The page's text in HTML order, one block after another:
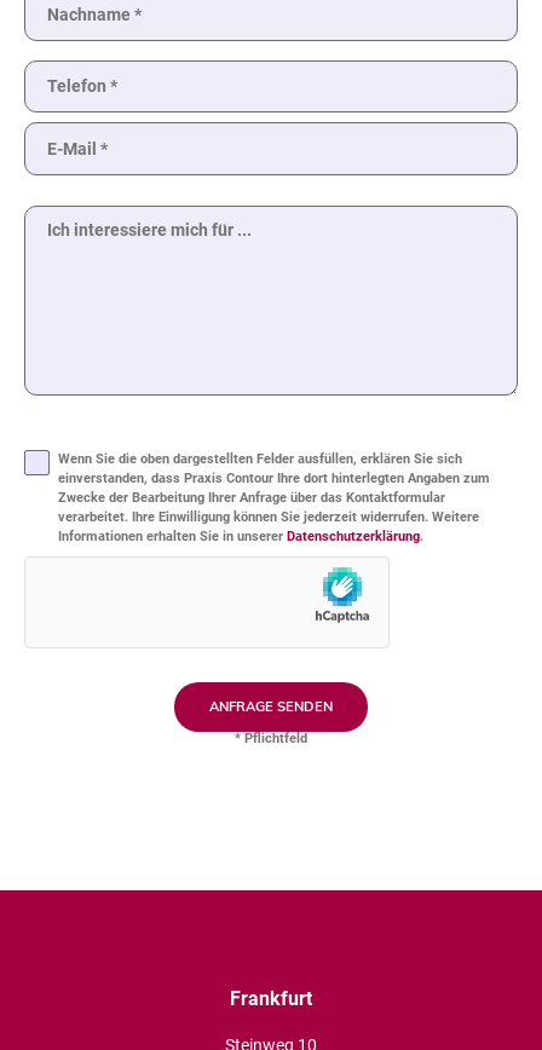
leer.
Wenn Sie die oben dargestellten Felder ausfüllen, erklären Sie sich
einverstanden, dass Praxis Contour Ihre dort hinterlegten Angaben zum
Zwecke der Bearbeitung Ihrer Anfrage über das Kontaktformular
verarbeitet. Ihre Einwilligung können Sie jederzeit widerrufen. Weitere
Informationen erhalten Sie in unserer Datenschutzerklärung.
* Pflichtfeld
Frankfurt
Steinweg 10